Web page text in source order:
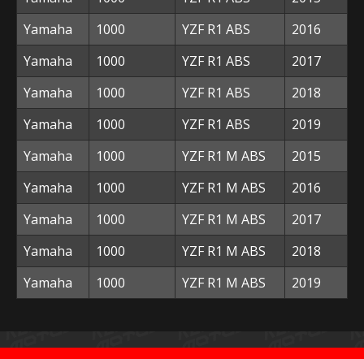
Yamaha
1000 YZF R1 ABS
2016
Yamaha
1000 YZF R1 ABS
2017
Yamaha
1000 YZF R1 ABS
2018
Yamaha
1000 YZF R1 ABS
2019
Yamaha
1000 YZF R1 M ABS
2015
Yamaha
1000 YZF R1 M ABS
2016
Yamaha
1000 YZF R1 M ABS
2017
Yamaha
1000 YZF R1 M ABS
2018
Yamaha
1000 YZF R1 M ABS 2019